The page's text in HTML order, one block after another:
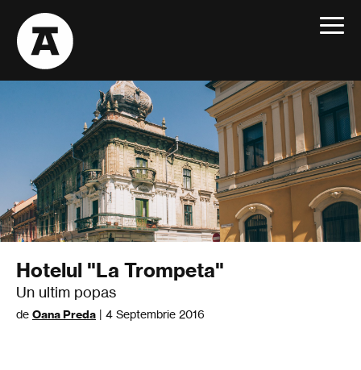
Hotelul "La Trompeta"
Un ultim popas
de Oana Preda | 4 Septembrie 2016